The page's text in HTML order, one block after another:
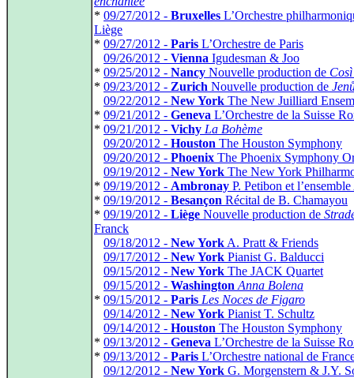
* 09/27/2012 - Bruxelles L’Orchestre
Liège
* 09/27/2012 - Paris L’Orchestre de Paris
09/26/2012 - Vienna Igudesman & Joo
* 09/25/2012 - Nancy Nouvelle production de
* 09/23/2012 - Zurich Nouvelle production de
09/22/2012 - New York The New Juilliard
* 09/21/2012 - Geneva L’Orchestre de la Suisse
* 09/21/2012 - Vichy La Bohème
09/20/2012 - Houston The Houston Symphony
09/20/2012 - Phoenix The Phoenix Symphony
09/19/2012 - New York The New York
* 09/19/2012 - Ambronay P. Petibon et
* 09/19/2012 - Besançon Récital de B. Chamayou
* 09/19/2012 - Liège Nouvelle production de
Franck
09/18/2012 - New York A. Pratt & Friends
09/17/2012 - New York Pianist G. Balducci
09/15/2012 - New York The JACK Quartet
09/15/2012 - Washington Anna Bolena
* 09/15/2012 - Paris Les Noces de Figaro
09/14/2012 - New York Pianist T. Schultz
09/14/2012 - Houston The Houston Symphony
* 09/13/2012 - Geneva L’Orchestre de la Suisse
* 09/13/2012 - Paris L’Orchestre national de
09/12/2012 - New York G. Morgenstern & J.Y.